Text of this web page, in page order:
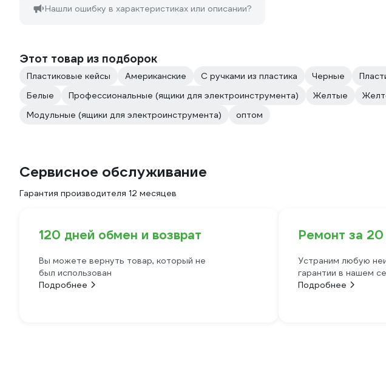
Нашли ошибку в характеристиках или описании?
Этот товар из подборок
Пластиковые кейсы Американские С ручками из пластика Черные
Белые
Профессиональные (ящики для электроинструмента) Желтые
Модульные (ящики для электроинструмента)
оптом
Сервисное обслуживание
Гарантия производителя 12 месяцев
120 дней обмен и возврат
Вы можете вернуть товар, который не
был использован
Подробнее
Ремонт за
Устраним любую
гарантии в нашем
Подробнее